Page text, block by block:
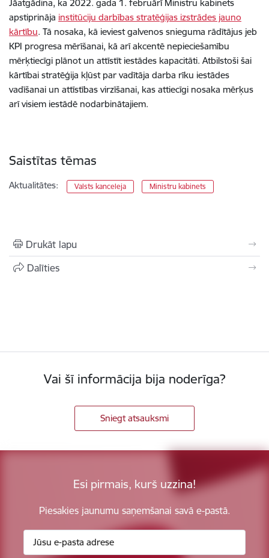
Jāatgādina, ka 2022. gada 1. februārī Ministru kabinets
apstiprināja institūciju darbības stratēģijas izstrādes jauno
kārtību. Tā nosaka, kā ieviest galvenos snieguma rādītājus jeb
KPI progresa mērīšanai, kā arī akcentē nepieciešamību
mērķtiecīgi plānot un attīstīt iestādes kapacitāti. Atbilstoši šai
kārtībai stratēģija kļūst par vadītāja darba rīku iestādes
vadīšanai un attīstības virzīšanai, kas attiecīgi nosaka mērķus
arī visiem iestādē nodarbinātajiem.
Saistītas tēmas
Aktualitātes: Valsts kanceleja Ministru kabinets
Drukāt lapu
Dalīties
Vai šī informācija bija noderīga?
Sniegt atsauksmi
Esi pirmais, kurš uzzina!
Piesakies jaunumu saņemšanai savā e-pastā.